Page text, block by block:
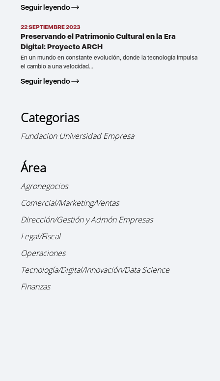
Seguir leyendo
22 SEPTIEMBRE 2023
Preservando el Patrimonio Cultural en la Era
Digital: Proyecto ARCH
En un mundo en constante evolución, donde la tecnología impulsa
el cambio a una velocidad...
Seguir leyendo
Categorias
Fundacion Universidad Empresa
Área
Agronegocios
Comercial/Marketing/Ventas
Dirección/Gestión y Admón Empresas
Legal/Fiscal
Operaciones
Tecnología/Digital/Innovación/Data Science
Finanzas